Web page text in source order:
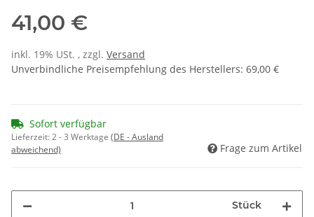
41,00 €
inkl. 19% USt. , zzgl. Versand
Unverbindliche Preisempfehlung des Herstellers: 69,00 €
Sofort verfügbar
Lieferzeit:2 - 3 Werktage (DE - Ausland
abweichend)
Frage zum Artikel
Stück